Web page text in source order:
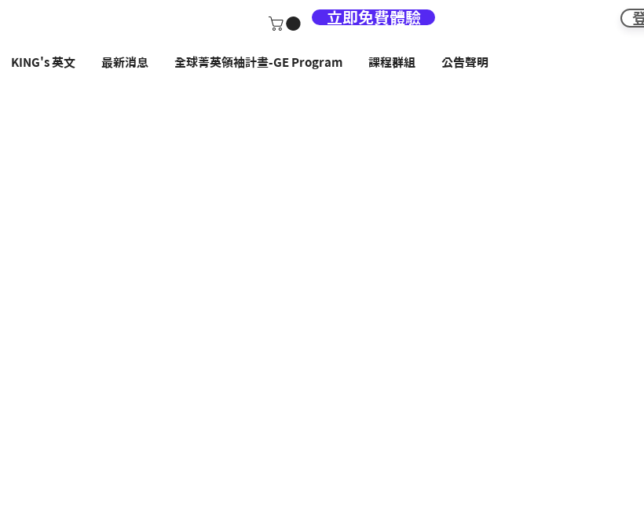
立即免費體驗
KING's 英文 最新消息 全球菁英領袖計畫-GE Program 課程群組 公告聲明